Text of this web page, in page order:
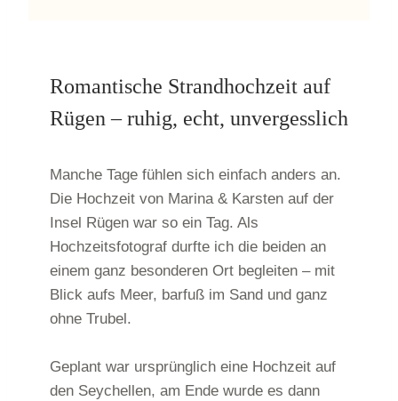
Romantische Strandhochzeit auf
Rügen – ruhig, echt, unvergesslich
Manche Tage fühlen sich einfach anders an.
Die Hochzeit von Marina & Karsten auf der
Insel Rügen war so ein Tag. Als
Hochzeitsfotograf durfte ich die beiden an
einem ganz besonderen Ort begleiten – mit
Blick aufs Meer, barfuß im Sand und ganz
ohne Trubel.
Geplant war ursprünglich eine Hochzeit auf
den Seychellen, am Ende wurde es dann